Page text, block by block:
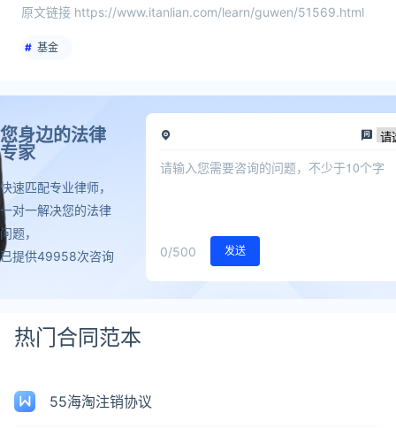
原文链接 https://www.itanlian.com/learn/guwen/51569.html
基金
您身边的法律
专家
快速匹配专业律师，
一对一解决您的法律
问题，
已提供49958次咨询
0/500 发送
热门合同范本
55海淘注销协议